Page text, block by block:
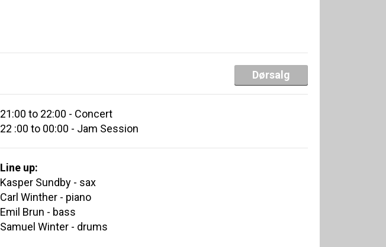
Dørsalg
21:00 to 22:00 - Concert
22 :00 to 00:00 - Jam Session
Line up:
Kasper Sundby - sax
Carl Winther - piano
Emil Brun - bass
Samuel Winter - drums